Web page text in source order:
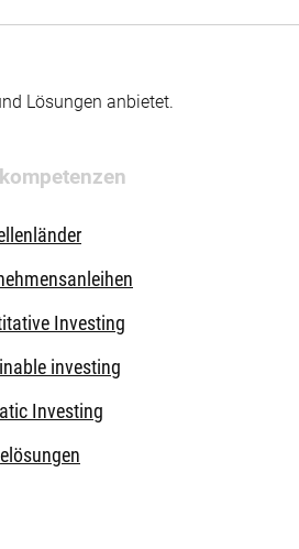
Lösungen anbietet.
Investing
investing
Investing